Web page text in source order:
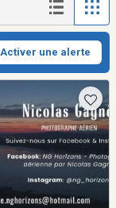
Activer une alerte